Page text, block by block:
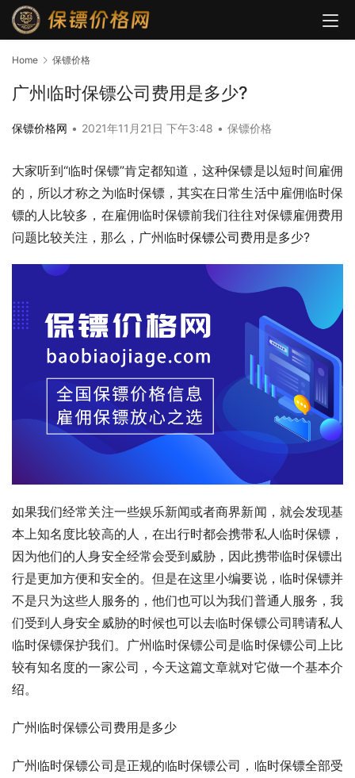
Home 保镖价格
广州临时保镖公司费用是多少?
保镖价格网 • 2021年11月21日 下午3:48 • 保镖价格
大家听到“临时保镖”肯定都知道，这种保镖是以短时间雇佣
的，所以才称之为临时保镖，其实在日常生活中雇佣临时保
镖的人比较多，在雇佣临时保镖前我们往往对保镖雇佣费用
问题比较关注，那么，广州临时保镖公司费用是多少?
如果我们经常关注一些娱乐新闻或者商界新闻，就会发现基
本上知名度比较高的人，在出行时都会携带私人临时保镖，
因为他们的人身安全经常会受到威胁，因此携带临时保镖出
行是更加方便和安全的。但是在这里小编要说，临时保镖并
不是只为这些人服务的，他们也可以为我们普通人服务，我
们受到人身安全威胁的时候也可以去临时保镖公司聘请私人
临时保镖保护我们。广州临时保镖公司是临时保镖公司上比
较有知名度的一家公司，今天这篇文章就对它做一个基本介
绍。
广州临时保镖公司费用是多少
广州临时保镖公司是正规的临时保镖公司，临时保镖全部受